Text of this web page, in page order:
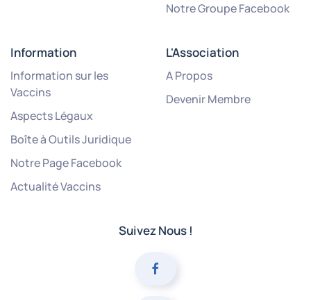
Notre Groupe Facebook
Information
Information sur les
Vaccins
Aspects Légaux
Boîte à Outils Juridique
Notre Page Facebook
Actualité Vaccins
L'Association
A Propos
Devenir Membre
Suivez Nous !